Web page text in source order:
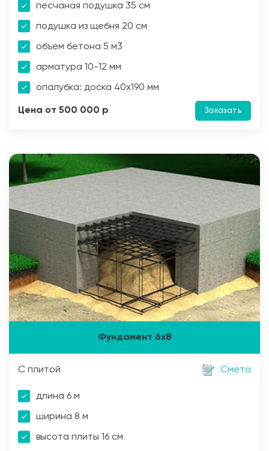
песчаная подушка 35 см
подушка из щебня 20 см
объем бетона 5 м3
арматура 10-12 мм
опалубка: доска 40х190 мм
Цена от 500 000 р Заказать
Фундамент 6х8
С плитой Смета
длина 6 м
ширина 8 м
высота плиты 16 см